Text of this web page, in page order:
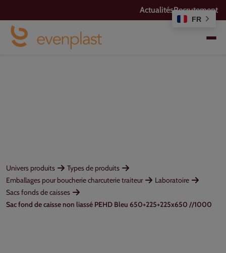
FR
ActualitésRecrutement
Univers produits
Types de produits
Emballages pour boucherie charcuterie traiteur
Laboratoire
Sacs fonds de caisses
Sac fond de caisse non liassé PEHD Bleu 650+225+225x650 //1000